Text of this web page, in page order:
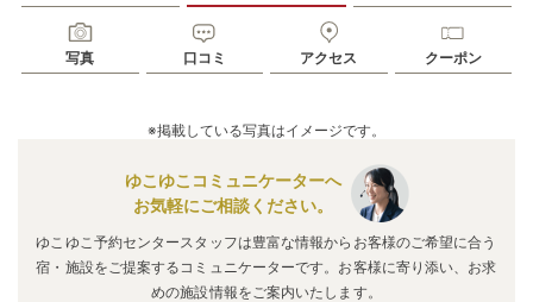
写真 口コミ アクセス クーポン
※掲載している写真はイメージです。
ゆこゆこコミュニケーターへ
お気軽にご相談ください。
ゆこゆこ予約センタースタッフは豊富な情報からお客様のご希望に合う
宿・施設をご提案するコミュニケーターです。お客様に寄り添い、お求
めの施設情報をご案内いたします。